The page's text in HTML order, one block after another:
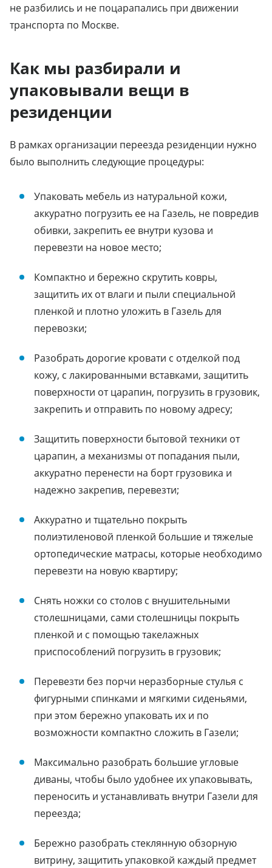
не разбились и не поцарапались при движении
транспорта по Москве.
Как мы разбирали и
упаковывали вещи в
резиденции
В рамках организации переезда резиденции нужно
было выполнить следующие процедуры:
Упаковать мебель из натуральной кожи,
аккуратно погрузить ее на Газель, не повредив
обивки, закрепить ее внутри кузова и
перевезти на новое место;
Компактно и бережно скрутить ковры,
защитить их от влаги и пыли специальной
пленкой и плотно уложить в Газель для
перевозки;
Разобрать дорогие кровати с отделкой под
кожу, с лакированными вставками, защитить
поверхности от царапин, погрузить в грузовик,
закрепить и отправить по новому адресу;
Защитить поверхности бытовой техники от
царапин, а механизмы от попадания пыли,
аккуратно перенести на борт грузовика и
надежно закрепив, перевезти;
Аккуратно и тщательно покрыть
полиэтиленовой пленкой большие и тяжелые
ортопедические матрасы, которые необходимо
перевезти на новую квартиру;
Снять ножки со столов с внушительными
столешницами, сами столешницы покрыть
пленкой и с помощью такелажных
приспособлений погрузить в грузовик;
Перевезти без порчи неразборные стулья с
фигурными спинками и мягкими сиденьями,
при этом бережно упаковать их и по
возможности компактно сложить в Газели;
Максимально разобрать большие угловые
диваны, чтобы было удобнее их упаковывать,
переносить и устанавливать внутри Газели для
переезда;
Бережно разобрать стеклянную обзорную
витрину, защитить упаковкой каждый предмет